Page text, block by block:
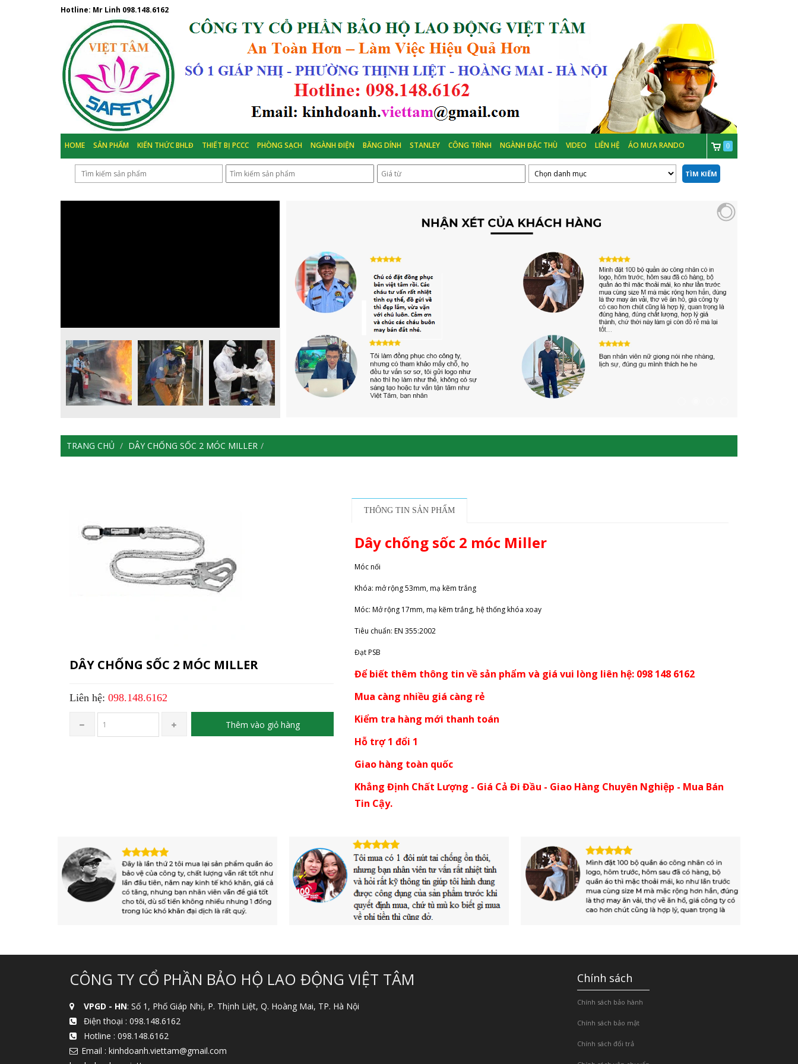
Hotline: Mr Linh 098.148.6162
HOME SẢN PHẨM KIẾN THỨC BHLĐ THIẾT BỊ PCCC PHÒNG SẠCH NGÀNH ĐIỆN BĂNG DÍNH STANLEY CÔNG TRÌNH NGÀNH ĐẶC THÙ VIDEO LIÊN HỆ ÁO MƯA RANDO 0
TÌM KIẾM
TRANG CHỦ DÂY CHỐNG SỐC 2 MÓC MILLER
DÂY CHỐNG SỐC 2 MÓC MILLER
Liên hệ: 098.148.6162
Thêm vào giỏ hàng
THÔNG TIN SẢN PHẨM
Dây chống sốc 2 móc Miller
Móc nối
Khóa: mở rộng 53mm, mạ kẽm trắng
Móc: Mở rộng 17mm, mạ kẽm trắng, hệ thống khóa xoay
Tiêu chuẩn: EN 355:2002
Đạt PSB
Để biết thêm thông tin về sản phẩm và giá vui lòng liên hệ: 098 148 6162
Mua càng nhiều giá càng rẻ
Kiểm tra hàng mới thanh toán
Hỗ trợ 1 đổi 1
Giao hàng toàn quốc
Khẳng Định Chất Lượng - Giá Cả Đi Đầu - Giao Hàng Chuyên Nghiệp - Mua Bán
Tin Cậy.
CÔNG TY CỔ PHẦN BẢO HỘ LAO ĐỘNG VIỆT TÂM
VPGD - HN: Số 1, Phố Giáp Nhị, P. Thịnh Liệt, Q. Hoàng Mai, TP. Hà Nội
Điện thoại : 098.148.6162
Hotline : 098.148.6162
Email : kinhdoanh.viettam@gmail.com
Chính sách
Chính sách bảo hành
Chính sách bảo mật
Chính sách đổi trả